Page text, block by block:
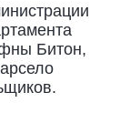
Битон,